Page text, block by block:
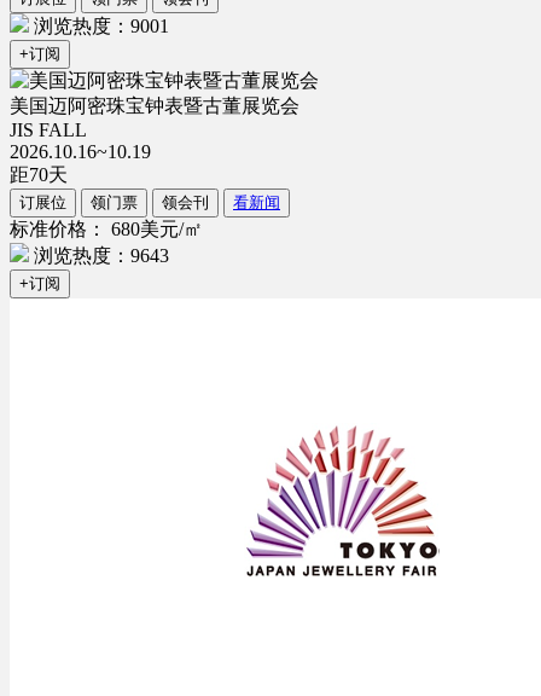
浏览热度：9001
+订阅
美国迈阿密珠宝钟表暨古董展览会
JIS FALL
2026.10.16~10.19
距70天
订展位 领门票 领会刊 看新闻
标准价格： 680美元/㎡
浏览热度：9643
+订阅